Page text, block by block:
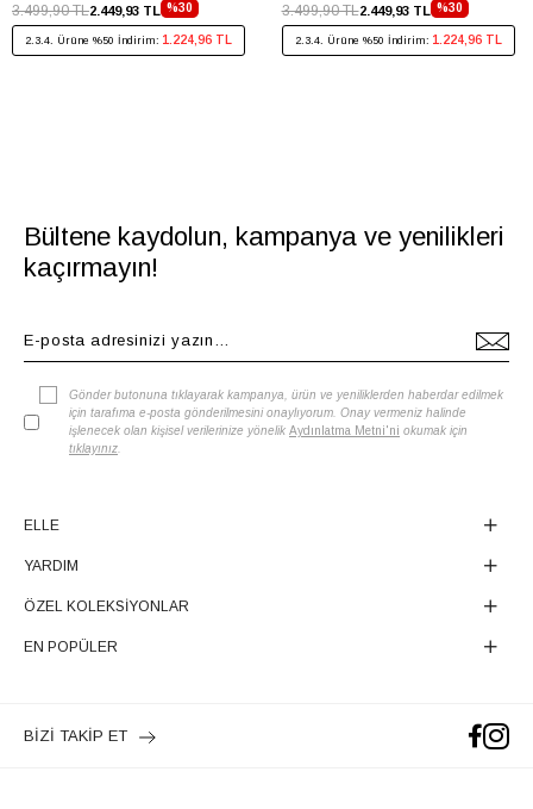
%30
2.449,93 TL
3.499,90 TL
2.3.4. Ürüne %50 İndirim: 1.224,96 TL
%30
2.449,93 TL
3.499,90 TL
2.3.4. Ürüne %50 İndirim: 1.224,96 TL
Bültene kaydolun, kampanya ve yenilikleri
kaçırmayın!
Gönder butonuna tıklayarak kampanya, ürün ve yeniliklerden haberdar edilmek
için tarafıma e-posta gönderilmesini onaylıyorum. Onay vermeniz halinde
işlenecek olan kişisel verilerinize yönelik Aydınlatma Metni'ni okumak için
tıklayınız
ELLE
YARDIM
ÖZEL KOLEKSİYONLAR
EN POPÜLER
BİZİ TAKİP ET